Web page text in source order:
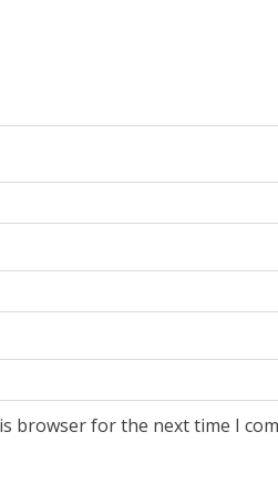
browser for the next time I